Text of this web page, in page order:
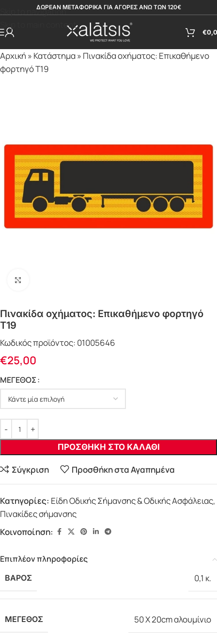
Skip to navigation
Skip to main content
ΔΩΡΕΑΝ ΜΕΤΑΦΟΡΙΚΑ ΓΙΑ ΑΓΟΡΕΣ ΑΝΩ ΤΩΝ 120€
€
Αρχική » Κατάστημα» Πινακίδα οχήματος: Επικαθήμενο
φορτηγό Τ19
Πινακίδα οχήματος: Επικαθήμενο φορτηγό
Τ19
Κωδικός προϊόντος: 01005646
€25,00
ΜΕΓΕΘΟΣ
ΠΡΟΣΘΗΚΗ ΣΤΟ ΚΑΛΑΘΙ
Σύγκριση Προσθήκη στα Αγαπημένα
Κατηγορίες: Είδη Οδικής Σήμανσης & Οδικής Ασφάλειας,
Πινακίδες σήμανσης
Κοινοποίηση:
Επιπλέον πληροφορίες
ΒΑΡΟΣ 0,1 κ.
ΜΕΓΕΘΟΣ 50 X 20cm αλουμίνιο